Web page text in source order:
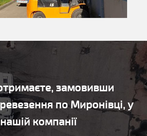
замовивши
по Миронівці, у
нашій компанії